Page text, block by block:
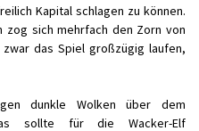
Kapital schlagen zu können.
zog sich mehrfach den Zorn von
zwar das Spiel großzügig laufen,
dunkle Wolken über dem
sollte für die Wacker-Elf